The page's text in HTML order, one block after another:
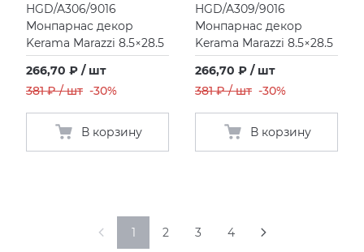
HGD/A306/9016
Монпарнас декор
Kerama Marazzi 8.5×28.5
266,70 ₽ / шт
381 ₽ / шт -30%
В корзину
HGD/A309/9016
Монпарнас декор
Kerama Marazzi 8.5×28.5
266,70 ₽ / шт
381 ₽ / шт -30%
В корзину
1 2 3 4